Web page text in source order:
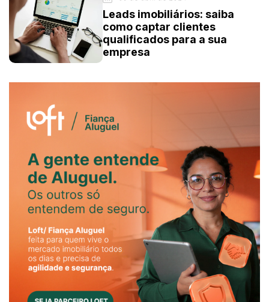
Leads imobiliários: saiba
como captar clientes
qualificados para a sua
empresa